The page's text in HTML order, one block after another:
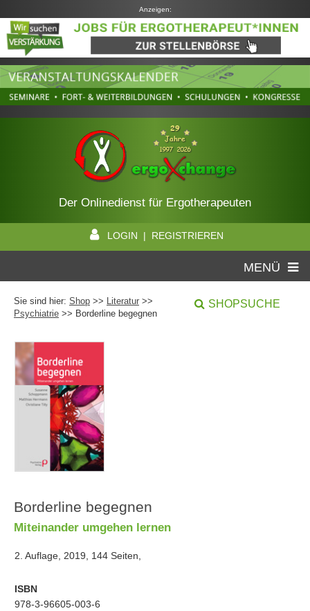
Anzeigen:
Der Onlinedienst für Ergotherapeuten
LOGIN | REGISTRIEREN
MENÜ
Sie sind hier: Shop >> Literatur >>
Psychiatrie >> Borderline begegnen
SHOPSUCHE
Borderline begegnen
Miteinander umgehen lernen
2. Auflage, 2019, 144 Seiten,
ISBN
978-3-96605-003-6